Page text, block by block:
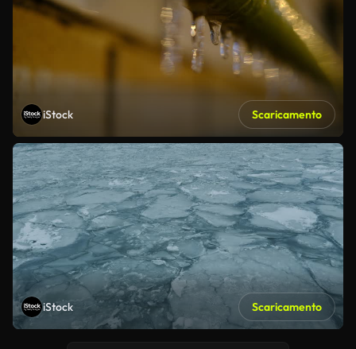
iStock Scaricamento
iStock Scaricamento